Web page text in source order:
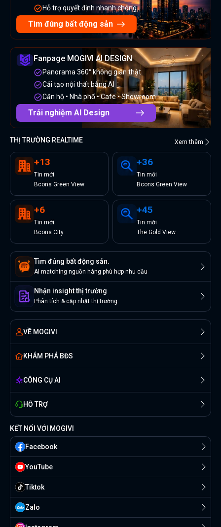
Hỗ trợ quyết định nhanh chóng
Tìm đúng bất động sản
Fanpage MOGIVI AI DESIGN
Panorama 360° không gian thật
Cải tạo nội thất bằng AI
Căn hộ • Nhà phố • Cafe • Showroom
Trải nghiệm AI Design
THỊ TRƯỜNG REALTIME Xem thêm
+13
Tin mới
Bcons Green View
+36
Tin mới
Bcons Green View
+6
Tin mới
Bcons City
+45
Tin mới
The Gold View
Tìm đúng bất động sản.
AI matching nguồn hàng phù hợp nhu cầu
Nhận insight thị trường
Phân tích & cập nhật thị trường
VỀ MOGIVI
KHÁM PHÁ BĐS
CÔNG CỤ AI
HỖ TRỢ
KẾT NỐI VỚI MOGIVI
Facebook
YouTube
Tiktok
Zalo